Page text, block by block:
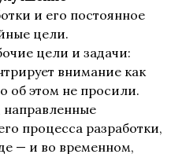
и его постоянное
цели.
цели и задачи:
внимание как
об этом не просили.
процесса разработки,
— и во временном,